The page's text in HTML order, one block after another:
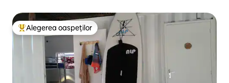
Locuință din topul categoriei Alegerea oaspeților
Alegerea oaspeților